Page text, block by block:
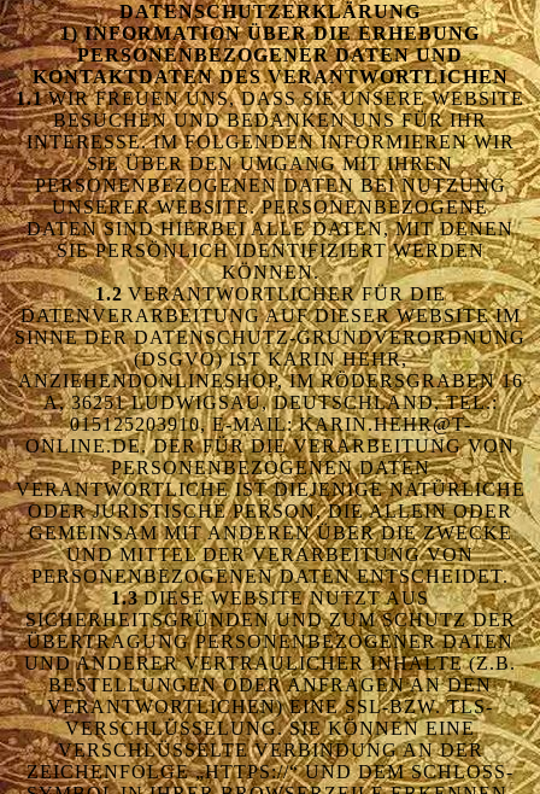
DATENSCHUTZERKLÄRUNG
1) INFORMATION ÜBER DIE ERHEBUNG
PERSONENBEZOGENER DATEN UND
KONTAKTDATEN DES VERANTWORTLICHEN
1.1WIR FREUEN UNS, DASS SIE UNSERE WEBSITE
BESUCHEN UND BEDANKEN UNS FÜR IHR
INTERESSE. IM FOLGENDEN INFORMIEREN WIR
SIE ÜBER DEN UMGANG MIT IHREN
PERSONENBEZOGENEN DATEN BEI NUTZUNG
UNSERER WEBSITE. PERSONENBEZOGENE
DATEN SIND HIERBEI ALLE DATEN, MIT DENEN
SIE PERSÖNLICH IDENTIFIZIERT WERDEN
KÖNNEN.
1.2VERANTWORTLICHER FÜR DIE
DATENVERARBEITUNG AUF DIESER WEBSITE IM
SINNE DER DATENSCHUTZ-GRUNDVERORDNUNG
(DSGVO) IST KARIN HEHR,
ANZIEHENDONLINESHOP, IM RÖDERSGRABEN 16
A, 36251 LUDWIGSAU, DEUTSCHLAND, TEL.:
015125203910, E-MAIL: KARIN.HEHR@T-
ONLINE.DE. DER FÜR DIE VERARBEITUNG VON
PERSONENBEZOGENEN DATEN
VERANTWORTLICHE IST DIEJENIGE NATÜRLICHE
ODER JURISTISCHE PERSON, DIE ALLEIN ODER
GEMEINSAM MIT ANDEREN ÜBER DIE ZWECKE
UND MITTEL DER VERARBEITUNG VON
PERSONENBEZOGENEN DATEN ENTSCHEIDET.
1.3DIESE WEBSITE NUTZT AUS
SICHERHEITSGRÜNDEN UND ZUM SCHUTZ DER
ÜBERTRAGUNG PERSONENBEZOGENER DATEN
UND ANDERER VERTRAULICHER INHALTE (Z.B.
BESTELLUNGEN ODER ANFRAGEN AN DEN
VERANTWORTLICHEN) EINE SSL-BZW. TLS-
VERSCHLÜSSELUNG. SIE KÖNNEN EINE
VERSCHLÜSSELTE VERBINDUNG AN DER
ZEICHENFOLGE „HTTPS://“ UND DEM SCHLOSS-